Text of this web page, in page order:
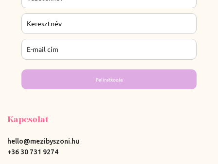
Feliratkozás
Kapcsolat
hello@mezibyszoni.hu
+36 30 731 9274